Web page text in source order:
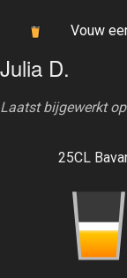
Vouw
Julia D.
Laatst bijgewerkt
25CL